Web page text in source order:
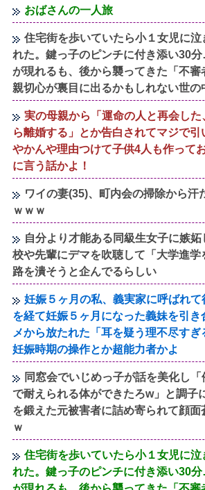
おばさんの一人旅
住宅街を歩いていたら小１女児に
れた。鍵っ子のピンチに付き添い30
が現れるも、後から襲ってきた「不
親切心が裏目に出るかもしれない世の
実の母親から「運命の人と再会し
ら離婚する」とか告白されてマジで
やかんや理由つけて子供4人も作って
に言う話かよ！
ワイの妻(35)、町内会の掃除から汗
ｗｗｗ
自分より才能ある同級生女子に嫉
校や先輩にデマを吹聴して「大学進学
路を潰そうと企んでるらしい
妊娠５ヶ月の私、義実家に呼ばれ
を経て妊娠５ヶ月になった義妹を引き
メから放たれた「耳を疑う理不尽す
妊娠時期の操作とか超能力者かよ
同窓会でいじめっ子が話を美化し
で耐えられる体ができたろw」と調
を鍛えた元被害者に詰め寄られて顔面
ｗ
住宅街を歩いていたら小１女児に
れた。鍵っ子のピンチに付き添い30